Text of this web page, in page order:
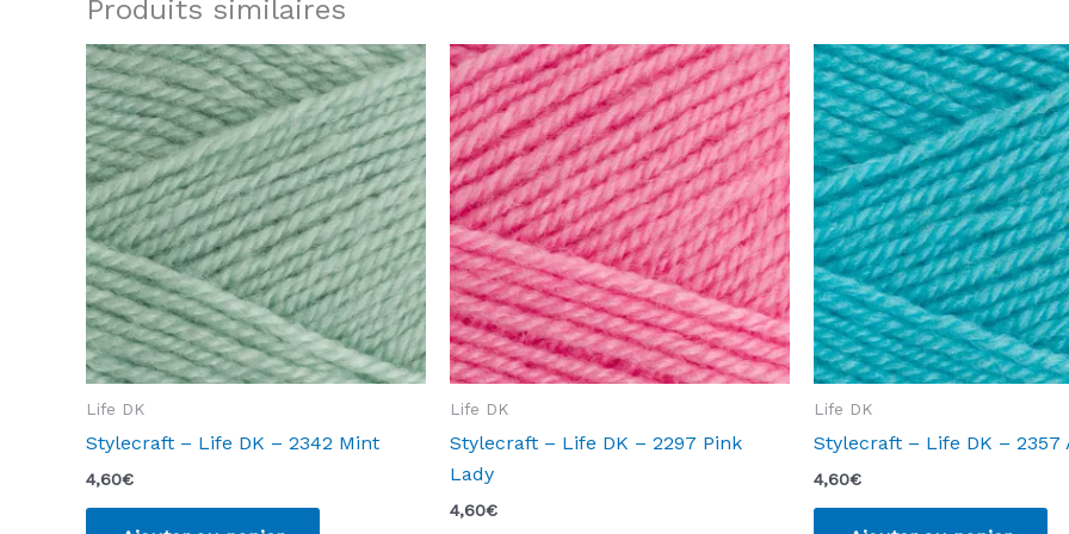
Produits similaires
Life DK
Stylecraft – Life DK – 2342 Mint
4,60€
Life DK
Stylecraft – Life DK – 2297 Pink
Lady
4,60€
Life DK
Stylecraft – Life DK – 2357
4,60€